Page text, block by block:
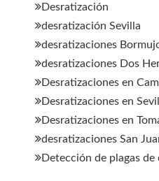
Desratización
desratización Sevilla
desratizaciones
desratizaciones Dos
Desratizaciones en
Desratizaciones en
Desratizaciones en
desratizaciones San
Detección de plagas